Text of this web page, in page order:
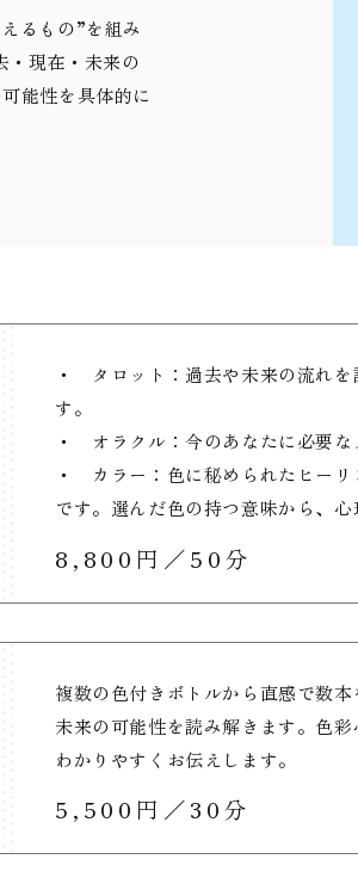
るもの”を組み
・現在・未来の
能性を具体的に
・ タロット：過去や未来の流れ
す。
・ オラクル：今のあなたに必要な
・ カラー：色に秘められたヒー
です。選んだ色の持つ意味から、
8,800円／50分
複数の色付きボトルから直感で数
未来の可能性を読み解きます。色
わかりやすくお伝えします。
5,500円／30分